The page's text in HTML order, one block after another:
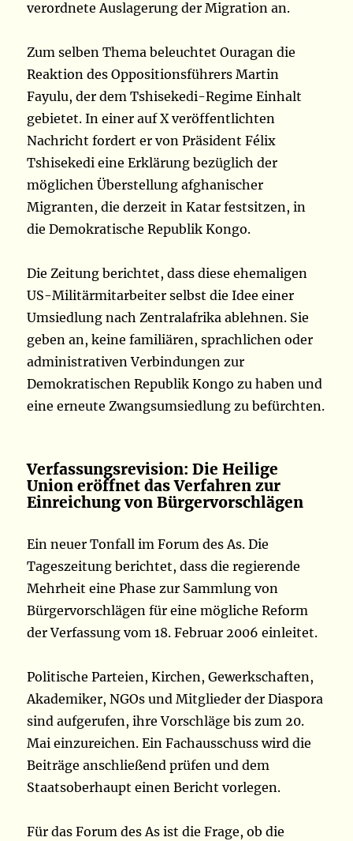
verordnete Auslagerung der Migration an.
Zum selben Thema beleuchtet Ouragan die
Reaktion des Oppositionsführers Martin
Fayulu, der dem Tshisekedi-Regime Einhalt
gebietet. In einer auf X veröffentlichten
Nachricht fordert er von Präsident Félix
Tshisekedi eine Erklärung bezüglich der
möglichen Überstellung afghanischer
Migranten, die derzeit in Katar festsitzen, in
die Demokratische Republik Kongo.
Die Zeitung berichtet, dass diese ehemaligen
US-Militärmitarbeiter selbst die Idee einer
Umsiedlung nach Zentralafrika ablehnen. Sie
geben an, keine familiären, sprachlichen oder
administrativen Verbindungen zur
Demokratischen Republik Kongo zu haben und
eine erneute Zwangsumsiedlung zu befürchten.
Verfassungsrevision: Die Heilige
Union eröffnet das Verfahren zur
Einreichung von Bürgervorschlägen
Ein neuer Tonfall im Forum des As. Die
Tageszeitung berichtet, dass die regierende
Mehrheit eine Phase zur Sammlung von
Bürgervorschlägen für eine mögliche Reform
der Verfassung vom 18. Februar 2006 einleitet.
Politische Parteien, Kirchen, Gewerkschaften,
Akademiker, NGOs und Mitglieder der Diaspora
sind aufgerufen, ihre Vorschläge bis zum 20.
Mai einzureichen. Ein Fachausschuss wird die
Beiträge anschließend prüfen und dem
Staatsoberhaupt einen Bericht vorlegen.
Für das Forum des As ist die Frage, ob die